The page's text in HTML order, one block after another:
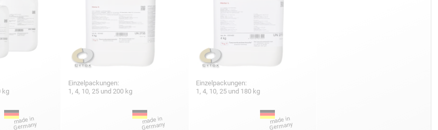
kg
Einzelpackungen:
1, 4, 10, 25 und 200 kg
Einzelpackungen:
1, 4, 10, 25 und 180 kg